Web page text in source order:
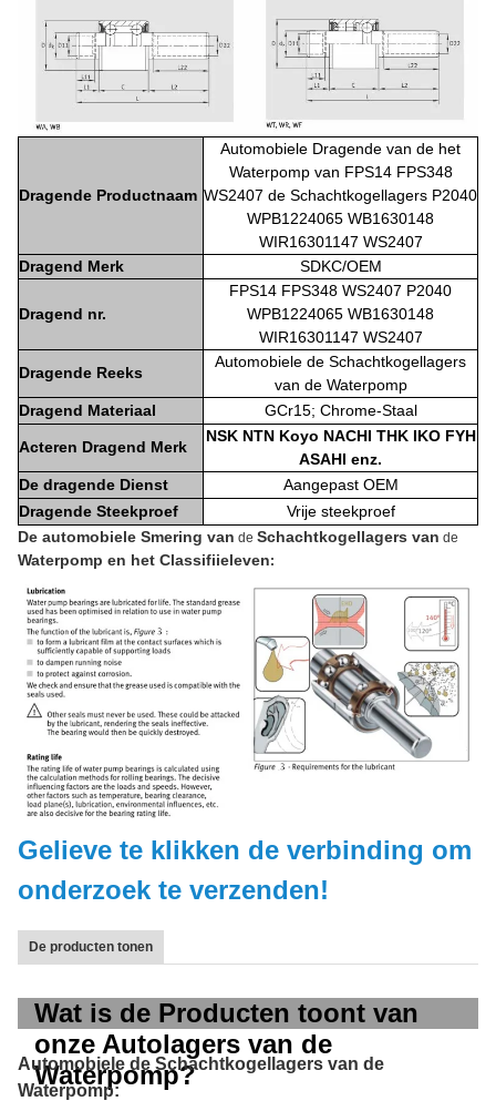
Dragende Productnaam
Automobiele Dragende van de het
Waterpomp van FPS14 FPS348
WS2407 de Schachtkogellagers P2040
WPB1224065 WB1630148
WIR16301147 WS2407
Dragend Merk
SDKC/OEM
Dragend nr.
FPS14 FPS348 WS2407 P2040
WPB1224065 WB1630148
WIR16301147 WS2407
Dragende Reeks
Automobiele de Schachtkogellagers
van de Waterpomp
Dragend Materiaal
GCr15; Chrome-Staal
Acteren Dragend Merk
NSK NTN Koyo NACHI THK IKO FYH
ASAHI enz.
De dragende Dienst
Aangepast OEM
Dragende Steekproef
Vrije steekproef
De automobiele Smering van de Schachtkogellagers van de
Waterpomp en het Classifiieleven:
Gelieve te klikken de verbinding om
onderzoek te verzenden!
De producten tonen
Wat is de Producten toont van
onze Autolagers van de
Waterpomp?
Automobiele de Schachtkogellagers van de
Waterpomp: